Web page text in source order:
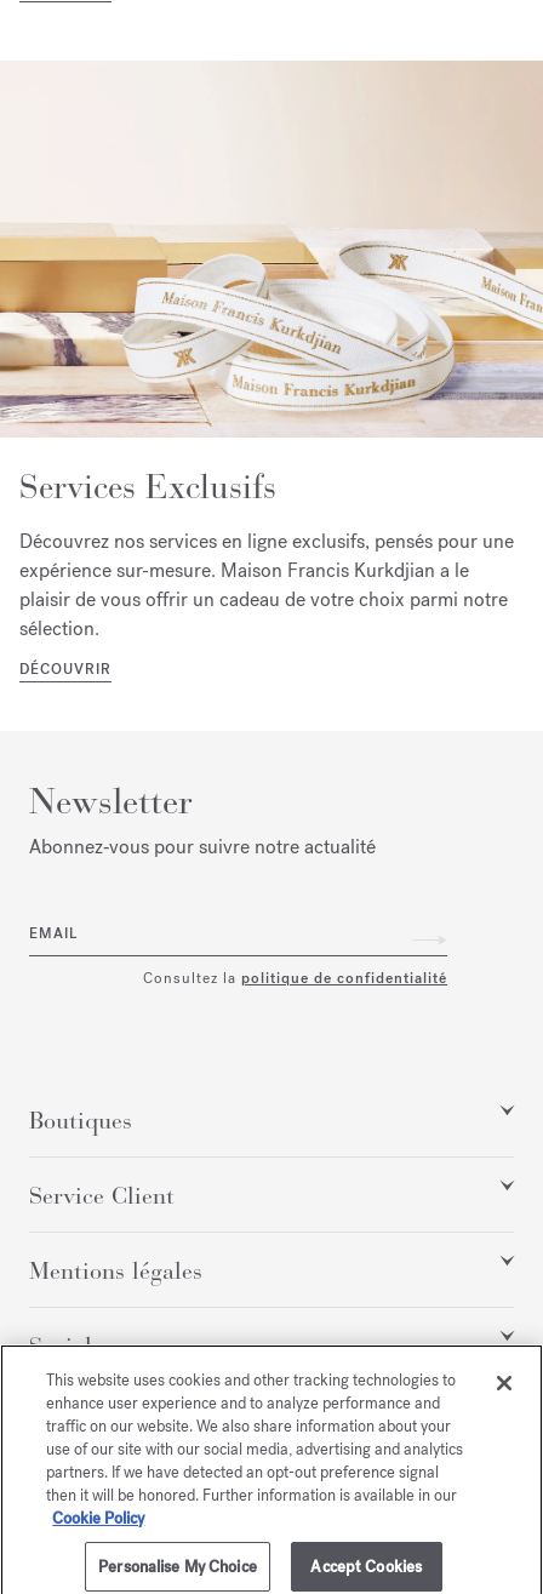
Services Exclusifs
Découvrez nos services en ligne exclusifs, pensés pour une
expérience sur-mesure. Maison Francis Kurkdjian a le
plaisir de vous offrir un cadeau de votre choix parmi notre
sélection.
DÉCOUVRIR
Newsletter
Abonnez‑vous pour suivre notre actualité
EMAIL
Consultez la politique de confidentialité
Boutiques
Service Client
Mentions légales
Social
Tous droits réservés
/ EUR PLAN DU SITE
This website uses cookies and other tracking technologies to
enhance user experience and to analyze performance and
traffic on our website. We also share information about your
use of our site with our social media, advertising and analytics
partners. If we have detected an opt-out preference signal
then it will be honored. Further information is available in our
Cookie Policy
Personalise My Choice Accept Cookies